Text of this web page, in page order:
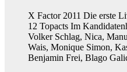
X Factor 2011 Die erste
12 Topacts Im
Volker Schlag, Nica,
Wais, Monique Simon,
Benjamin Frei, Blago